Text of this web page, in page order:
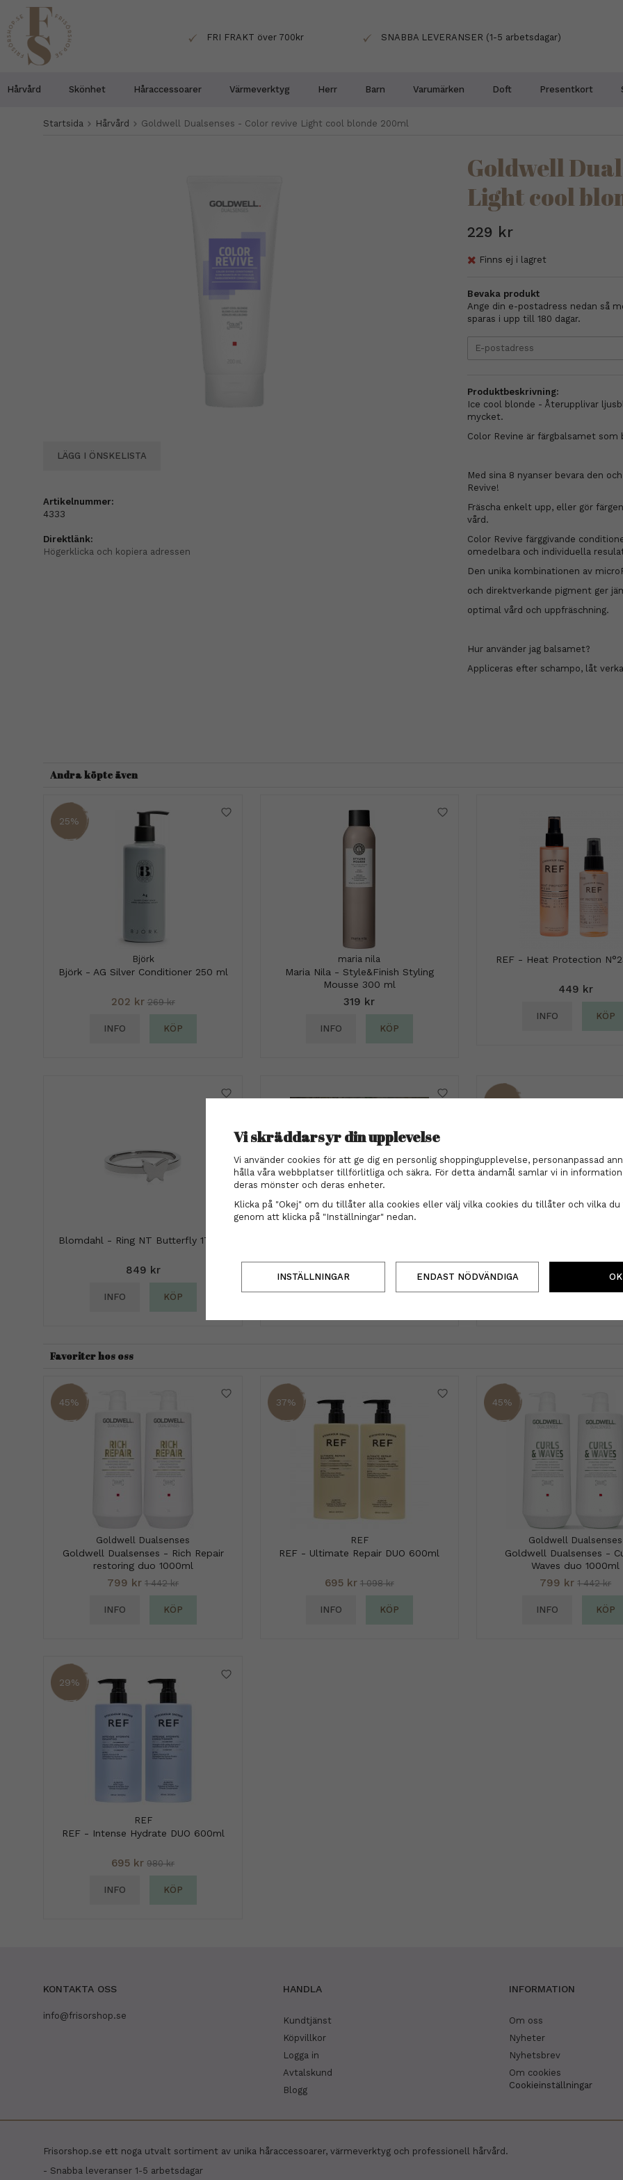
FRI FRAKT över 700kr SNABBA LEVERANSER (1-5 arbetsdagar)
Hårvård Skönhet Håraccessoarer Värmeverktyg Herr Barn Varumärken Doft Presentkort
Startsida Hårvård Goldwell Dualsenses - Color revive Light cool blonde 200ml
Goldwell
Light cool
229 kr
Finns ej i lagret
Bevaka produkt
Ange din e-postadress nedan så
sparas i upp till 180 dagar.
Produktbeskrivning:
Ice cool blonde - Återupplivar
mycket.
Color Revine är färgbalsamet
Med sina 8 nyanser bevara den
Revive!
Fräscha enkelt upp, eller gör
vård.
Color Revive färggivande
omedelbara och individuella
Den unika kombinationen av
och direktverkande pigment ger
optimal vård och uppfräschning.
Hur använder jag balsamet?
Appliceras efter schampo, låt
LÄGG I ÖNSKELISTA
Artikelnummer:
4333
Direktlänk:
Högerklicka och kopiera adressen
Andra köpte även
25%
Björk
Björk - AG Silver Conditioner 250 ml
202 kr 269 kr
INFO KÖP
maria nila
Maria Nila - Style&Finish Styling
Mousse 300 ml
319 kr
INFO KÖP
REF - Heat Protection
449 kr
INFO KÖP
Blomdahl - Ring NT Butterfly 17mm
849 kr
INFO KÖP
45%
Favoriter hos oss
45%
Goldwell Dualsenses
Goldwell Dualsenses - Rich Repair
restoring duo 1000ml
799 kr 1 442 kr
INFO KÖP
37%
REF
REF - Ultimate Repair DUO 600ml
695 kr 1 098 kr
INFO KÖP
45%
Goldwell Dualsenses
Goldwell Dualsenses -
Waves duo 1000ml
799 kr 1 442 kr
INFO KÖP
29%
REF
REF - Intense Hydrate DUO 600ml
695 kr 980 kr
INFO KÖP
KONTAKTA OSS
info@frisorshop.se
HANDLA
Kundtjänst
Köpvillkor
Logga in
Avtalskund
Blogg
INFORMATION
Om oss
Nyheter
Nyhetsbrev
Om cookies
Cookieinställningar
Frisorshop.se ett noga utvalt sortiment av unika håraccessoarer, värmeverktyg och professionell hårvård.
- Snabba leveranser 1-5 arbetsdagar
Vi skräddarsyr din upplevelse
Vi använder cookies för att ge dig en personlig shoppingupplevelse, personanpassad
hålla våra webbplatser tillförlitliga och säkra. För detta ändamål samlar vi in information
deras mönster och deras enheter.
Klicka på "Okej" om du tillåter alla cookies eller välj vilka cookies du tillåter och vilka du
genom att klicka på "Inställningar" nedan.
INSTÄLLNINGAR ENDAST NÖDVÄNDIGA